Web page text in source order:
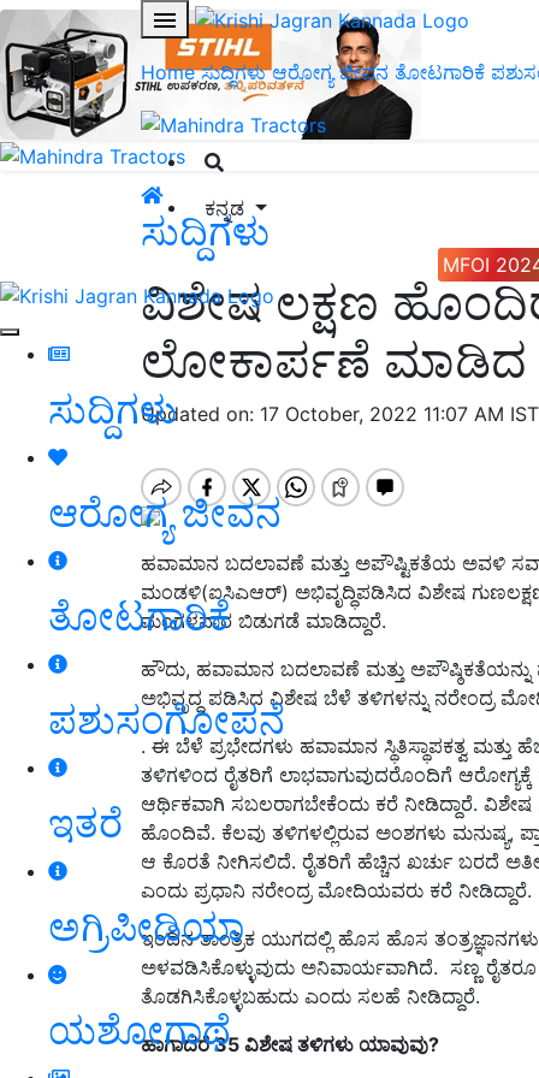
Home ಸುದ್ದಿಗಳು ಆರೋಗ್ಯ ಜೀವನ ತೋಟಗಾರಿಕೆ
ಕನ್ನಡ
MFOI
ಸುದ್ದಿಗಳು
ಆರೋಗ್ಯ ಜೀವನ
ತೋಟಗಾರಿಕೆ
ಪಶುಸಂಗೋಪನೆ
ಇತರೆ
ಅಗ್ರಿಪೀಡಿಯಾ
ಯಶೋಗಾಥೆ
ಸುದ್ದಿಗಳು
ವಿಶೇಷ ಲಕ್ಷಣ
ಲೋಕಾರ್ಪಣೆ ಮಾಡಿದ
Updated on: 17 October, 2022 11:07 AM IST
ಹವಾಮಾನ ಬದಲಾವಣೆ ಮತ್ತು ಅಪೌಷ್ಟಿಕತೆಯ ಅವಳಿ
ಮಂಡಳಿ(ಐಸಿಎಆರ್) ಅಭಿವೃದ್ಧಿಪಡಿಸಿದ ವಿಶೇಷ
ಮಂಗಳವಾರ ಬಿಡುಗಡೆ ಮಾಡಿದ್ದಾರೆ.
ಹೌದು, ಹವಾಮಾನ ಬದಲಾವಣೆ ಮತ್ತು
ಅಭಿವೃದ್ಧ ಪಡಿಸಿದ ವಿಶೇಷ ಬೆಳೆ ತಳಿಗಳನ್ನು ನರೇಂದ್ರ
. ಈ ಬೆಳೆ ಪ್ರಭೇದಗಳು ಹವಾಮಾನ ಸ್ಥಿತಿಸ್ಥಾಪಕತ್ವ
ತಳಿಗಳಿಂದ ರೈತರಿಗೆ ಲಾಭವಾಗುವುದರೊಂದಿಗೆ
ಆರ್ಥಿಕವಾಗಿ ಸಬಲರಾಗಬೇಕೆಂದು ಕರೆ ನೀಡಿದ್ದಾರೆ.
ಹೊಂದಿವೆ. ಕೆಲವು ತಳಿಗಳಲ್ಲಿರುವ ಅಂಶಗಳು ಮನುಷ್ಯ,
ಆ ಕೊರತೆ ನೀಗಿಸಲಿದೆ. ರೈತರಿಗೆ ಹೆಚ್ಚಿನ ಖರ್ಚು ಬರದೆ
ಎಂದು ಪ್ರಧಾನಿ ನರೇಂದ್ರ ಮೋದಿಯವರು ಕರೆ ನೀಡಿದ್ದಾರೆ.
ಇಂದಿನ ತಾಂತ್ರಿಕ ಯುಗದಲ್ಲಿ ಹೊಸ ಹೊಸ ತಂತ್ರಜ್ಞಾನಗಳು
ಅಳವಡಿಸಿಕೊಳ್ಳುವುದು ಅನಿವಾರ್ಯವಾಗಿದೆ. ಸಣ್ಣ
ತೊಡಗಿಸಿಕೊಳ್ಳಬಹುದು ಎಂದು ಸಲಹೆ ನೀಡಿದ್ದಾರೆ.
ಹಾಗಾದರೆ 35 ವಿಶೇಷ ತಳಿಗಳು ಯಾವುವು?